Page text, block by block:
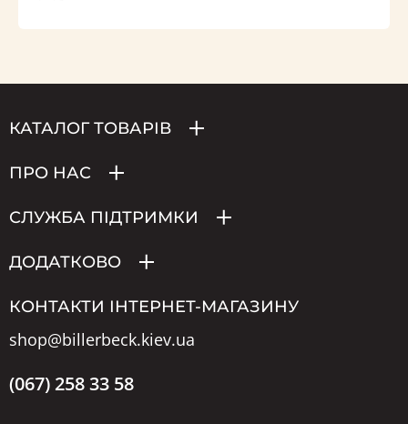
КАТАЛОГ ТОВАРІВ
ПРО НАС
СЛУЖБА ПІДТРИМКИ
ДОДАТКОВО
КОНТАКТИ ІНТЕРНЕТ-МАГАЗИНУ
shop@billerbeck.kiev.ua
(067) 258 33 58